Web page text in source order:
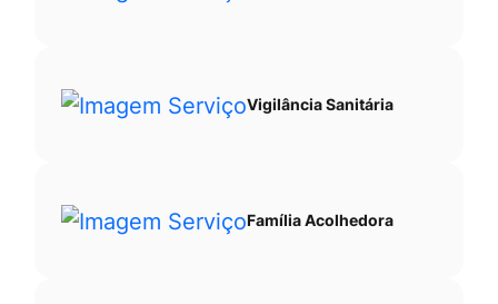
Vigilância Sanitária
Família Acolhedora